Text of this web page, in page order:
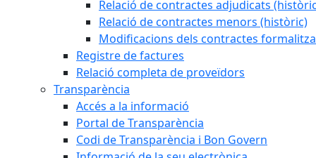
Relació de contractes adjudicats
Relació de contractes menors (històric)
Modificacions dels contractes
Registre de factures
Relació completa de proveïdors
Transparència
Accés a la informació
Portal de Transparència
Codi de Transparència i Bon Govern